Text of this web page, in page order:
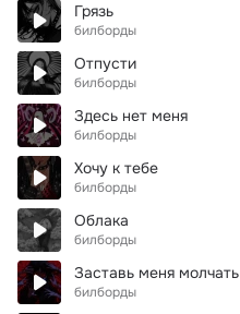
Грязь
билборды
Отпусти
билборды
Здесь нет меня
билборды
Хочу к тебе
билборды
Облака
билборды
Заставь меня молчать
билборды